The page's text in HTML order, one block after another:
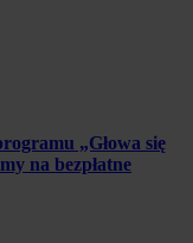
„Głowa się
na bezpłatne